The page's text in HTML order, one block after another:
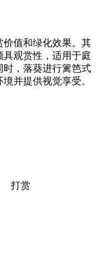
价值和绿化效果。其
观赏性，适用于庭
时，落葵进行篱笆式
并提供视觉享受。
打赏